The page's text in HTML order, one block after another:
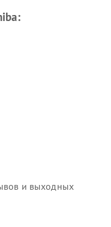
и выходных